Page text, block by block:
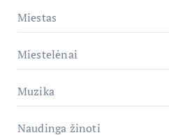
Miestas
Miestelėnai
Muzika
Naudinga žinoti